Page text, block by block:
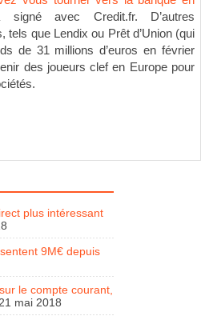
avec Credit.fr. D’autres
tels que Lendix ou Prêt d’Union (qui
de 31 millions d’euros en février
des joueurs clef en Europe pour
plus intéressant
9M€ depuis
le compte courant,
21 mai 2018